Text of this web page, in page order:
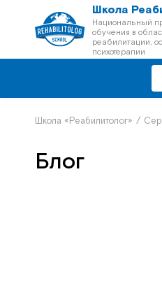
Школа
Национальный
обучения в
реабилитации,
психотерапии
Школа «Реабилитолог» /
Блог